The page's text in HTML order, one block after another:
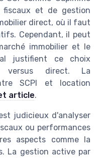
fiscaux et de gestion
direct, où il faut
Cependant, il peut
immobilier et le
justifient ce choix
versus direct. La
SCPI et location
article.
judicieux d'analyser
ou performances
aspects comme la
La gestion active par